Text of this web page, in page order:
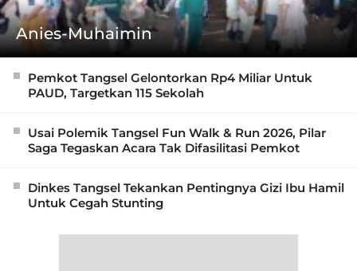
Anies-Muhaimin
Pemkot Tangsel Gelontorkan Rp4 Miliar Untuk
PAUD, Targetkan 115 Sekolah
Usai Polemik Tangsel Fun Walk & Run 2026, Pilar
Saga Tegaskan Acara Tak Difasilitasi Pemkot
Dinkes Tangsel Tekankan Pentingnya Gizi Ibu Hamil
Untuk Cegah Stunting